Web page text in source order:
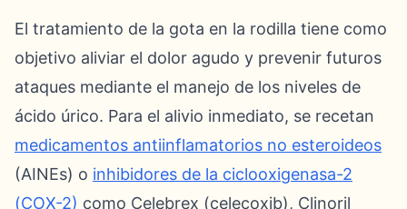
El tratamiento de la gota en la rodilla tiene como
objetivo aliviar el dolor agudo y prevenir futuros
ataques mediante el manejo de los niveles de
ácido úrico. Para el alivio inmediato, se recetan
medicamentos antiinflamatorios no esteroideos
(AINEs) o inhibidores de la ciclooxigenasa-2
(COX-2) como Celebrex (celecoxib), Clinoril